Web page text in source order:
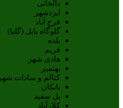
دالخانی
ایزدشهر
فرح آباد
گلوگاه بابل (گلیا)
بلده
فریم
هادی شهر
بهنمیر
کتالم و سادات شهر
بابکان
پل سفید
کلارآباد